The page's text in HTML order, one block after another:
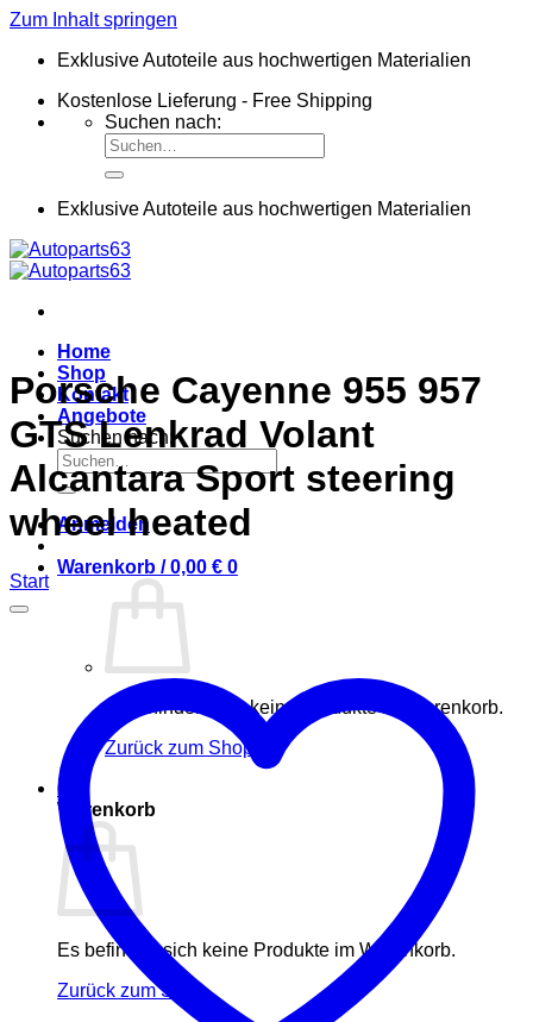
Zum Inhalt springen
Exklusive Autoteile aus hochwertigen Materialien
Kostenlose Lieferung - Free Shipping
Suchen nach:
Exklusive Autoteile aus hochwertigen Materialien
Home
Shop
Kontakt
Angebote
Suchen nach:
Anmelden
Warenkorb /0,00 € 0
Es befinden sich keine Produkte im Warenkorb.
Zurück zum Shop
0
Warenkorb
Es befinden sich keine Produkte im Warenkorb.
Zurück zum Shop
Porsche Cayenne 955 957
GTS Lenkrad Volant
Alcantara Sport steering
wheel heated
Start